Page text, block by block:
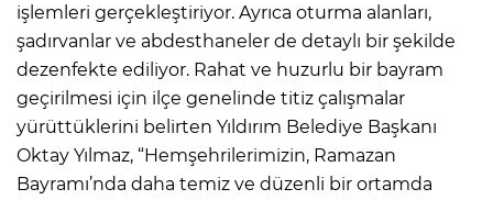
işlemleri gerçekleştiriyor. Ayrıca oturma alanları,
şadırvanlar ve abdesthaneler de detaylı bir şekilde
dezenfekte ediliyor. Rahat ve huzurlu bir bayram
geçirilmesi için ilçe genelinde titiz çalışmalar
yürüttüklerini belirten Yıldırım Belediye Başkanı
Oktay Yılmaz, “Hemşehrilerimizin, Ramazan
Bayramı’nda daha temiz ve düzenli bir ortamda